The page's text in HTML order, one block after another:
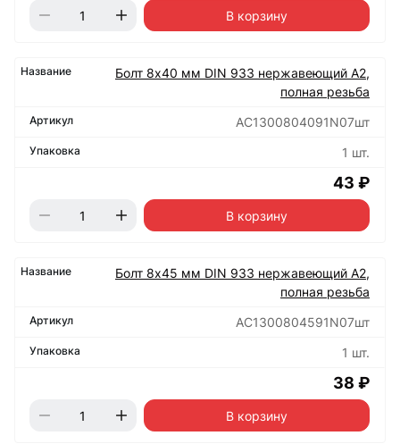
В корзину
Болт 8х40 мм DIN 933 нержавеющий А2,
полная резьба
АС1300804091N07шт
1 шт.
43 ₽
В корзину
Болт 8х45 мм DIN 933 нержавеющий А2,
полная резьба
АС1300804591N07шт
1 шт.
38 ₽
В корзину